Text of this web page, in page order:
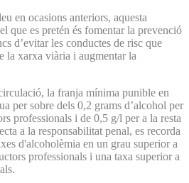
en ocasions anteriors, aquesta
que es pretén és fomentar la prevenció
d’evitar les conductes de risc que
la xarxa viària i augmentar la
la franja mínima punible en
per sobre dels 0,2 grams d’alcohol per
professionals i de 0,5 g/l per a la resta
a la responsabilitat penal, es recorda
d'alcoholèmia en un grau superior a
professionals i una taxa superior a